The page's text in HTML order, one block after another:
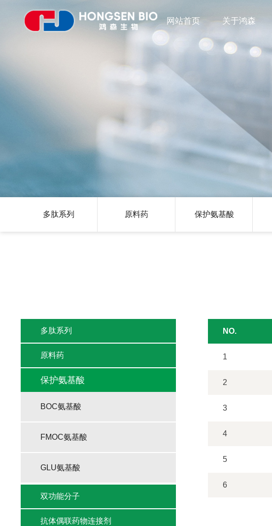
网站首页 关于鸿森
多肽系列 原料药 保护氨基酸
多肽系列
原料药
保护氨基酸
BOC氨基酸
FMOC氨基酸
GLU氨基酸
双功能分子
抗体偶联药物连接剂
NO.
1
2
3
4
5
6